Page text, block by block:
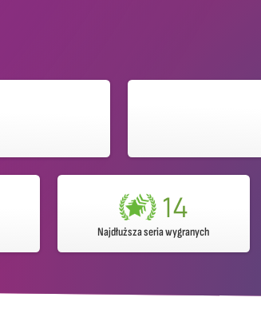
14
Najdłuższa seria wygranych